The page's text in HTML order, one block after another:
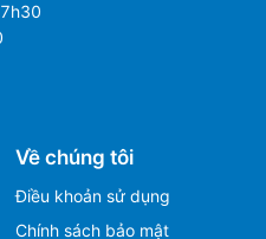
Về chúng tôi
Điều khoản sử dụng
Chính sách bảo mật
Ms Hằng